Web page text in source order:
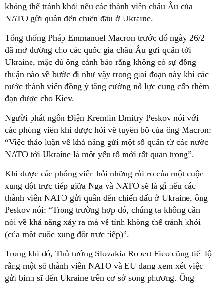
không thể tránh khỏi nếu các thành viên châu Âu của
NATO gửi quân đến chiến đấu ở Ukraine.
Tổng thống Pháp Emmanuel Macron trước đó ngày 26/2
đã mở đường cho các quốc gia châu Âu gửi quân tới
Ukraine, mặc dù ông cảnh báo rằng không có sự đồng
thuận nào về bước đi như vậy trong giai đoạn này khi các
nước thành viên đồng ý tăng cường nỗ lực cung cấp thêm
đạn dược cho Kiev.
Người phát ngôn Điện Kremlin Dmitry Peskov nói với
các phóng viên khi được hỏi về tuyên bố của ông Macron:
“Việc thảo luận về khả năng gửi một số quân từ các nước
NATO tới Ukraine là một yếu tố mới rất quan trọng”.
Khi được các phóng viên hỏi những rủi ro của một cuộc
xung đột trực tiếp giữa Nga và NATO sẽ là gì nếu các
thành viên NATO gửi quân đến chiến đấu ở Ukraine, ông
Peskov nói: “Trong trường hợp đó, chúng ta không cần
nói về khả năng xảy ra mà về tính không thể tránh khỏi
(của một cuộc xung đột trực tiếp)”.
Trong khi đó, Thủ tướng Slovakia Robert Fico cũng tiết lộ
rằng một số thành viên NATO và EU đang xem xét việc
gửi binh sĩ đến Ukraine trên cơ sở song phương. Ông